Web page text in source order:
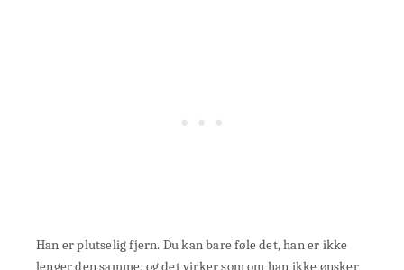
Han er plutselig fjern. Du kan bare føle det, han er ikke
lenger den samme, og det virker som om han ikke ønsker